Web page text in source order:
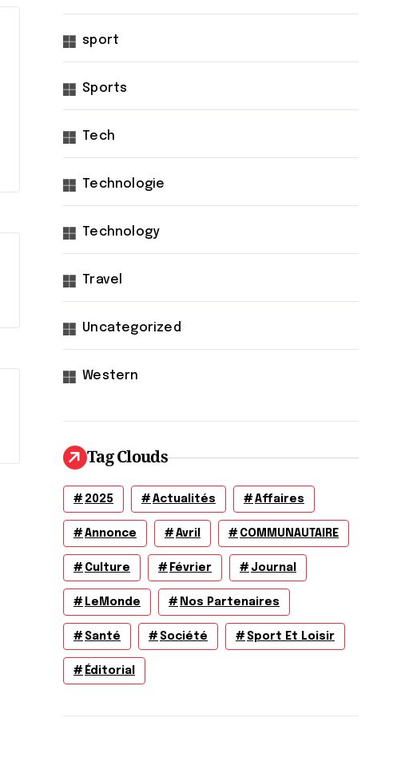
sport
Sports
Tech
Technologie
Technology
Travel
Uncategorized
Western
Tag Clouds
2025 Actualités Affaires
Annonce Avril COMMUNAUTAIRE
Culture Février Journal
LeMonde Nos Partenaires
Santé Société Sport Et Loisir
Éditorial